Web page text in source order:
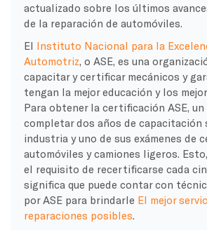
actualizado sobre los últimos
de la reparación de automóviles.
El Instituto Nacional para la
Automotriz , o ASE, es una
capacitar y certificar mecánicos y
tengan la mejor educación y los
Para obtener la certificación ASE, un
completar dos años de capacitación
industria y uno de sus exámenes de
automóviles y camiones ligeros.
el requisito de recertificarse cada
significa que puede contar con
por ASE para brindarle El mejor
reparaciones posibles